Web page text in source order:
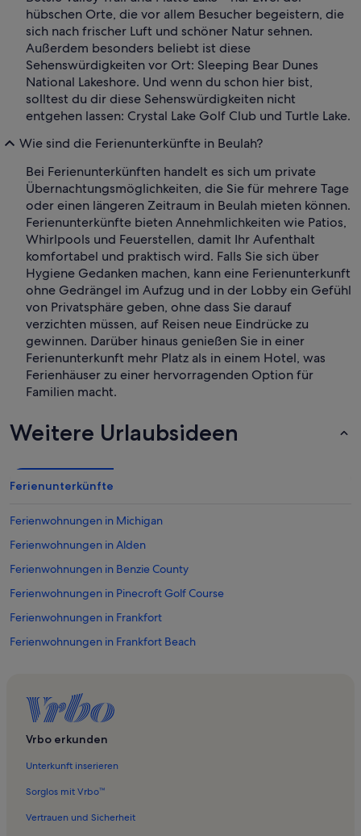
hübschen Orte, die vor allem Besucher begeistern, die
sich nach frischer Luft und schöner Natur sehnen.
Außerdem besonders beliebt ist diese
Sehenswürdigkeiten vor Ort: Sleeping Bear Dunes
National Lakeshore. Und wenn du schon hier bist,
solltest du dir diese Sehenswürdigkeiten nicht
entgehen lassen: Crystal Lake Golf Club und Turtle Lake.
Wie sind die Ferienunterkünfte in Beulah?
Bei Ferienunterkünften handelt es sich um private
Übernachtungsmöglichkeiten, die Sie für mehrere Tage
oder einen längeren Zeitraum in Beulah mieten können.
Ferienunterkünfte bieten Annehmlichkeiten wie Patios,
Whirlpools und Feuerstellen, damit Ihr Aufenthalt
komfortabel und praktisch wird. Falls Sie sich über
Hygiene Gedanken machen, kann eine Ferienunterkunft
ohne Gedrängel im Aufzug und in der Lobby ein Gefühl
von Privatsphäre geben, ohne dass Sie darauf
verzichten müssen, auf Reisen neue Eindrücke zu
gewinnen. Darüber hinaus genießen Sie in einer
Ferienunterkunft mehr Platz als in einem Hotel, was
Ferienhäuser zu einer hervorragenden Option für
Familien macht.
Weitere Urlaubsideen
Ferienunterkünfte
Ferienwohnungen in Michigan
Ferienwohnungen in Alden
Ferienwohnungen in Benzie County
Ferienwohnungen in Pinecroft Golf Course
Ferienwohnungen in Frankfort
Ferienwohnungen in Frankfort Beach
Ferienwohnungen in Interlochen Center for the Arts
Ferienwohnungen in Crystal Mountain Resort
Ferienwohnungen in Crystal Mountain
Ferienwohnungen in Traverse City Beach
Ferienwohnungen in Duck Lake Peninsula
Ferienwohnungen in Traverse City
Vrbo erkunden
Unterkunft inserieren
Sorglos mit Vrbo™
Vertrauen und Sicherheit